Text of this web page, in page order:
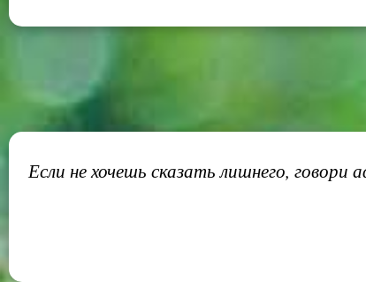
Если не хочешь сказать лишнего, говори